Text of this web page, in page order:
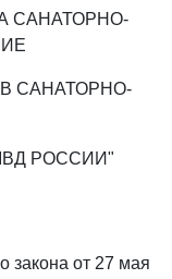
САНАТОРНО-
САНАТОРНО-
РОССИИ"
закона от 27 мая